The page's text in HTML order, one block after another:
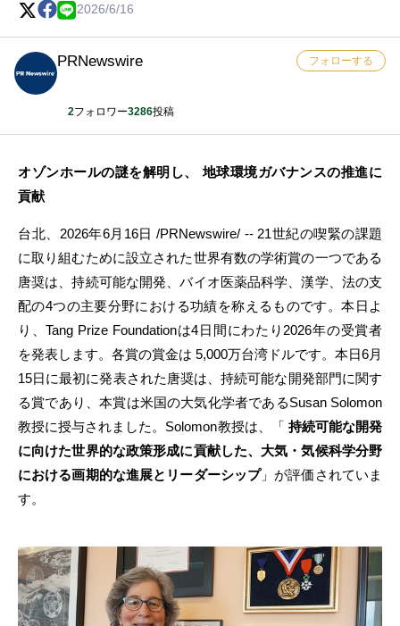
2026/6/16
PRNewswire
2フォロワー3286投稿
フォローする
オゾンホールの謎を解明し、 地球環境ガバナンスの推進に
貢献
台北、2026年6月16日 /PRNewswire/ -- 21世紀の喫緊の課題
に取り組むために設立された世界有数の学術賞の一つである
唐奨は、持続可能な開発、バイオ医薬品科学、漢学、法の支
配の4つの主要分野における功績を称えるものです。本日よ
り、Tang Prize Foundationは4日間にわたり2026年の受賞者
を発表します。各賞の賞金は 5,000万台湾ドルです。本日6月
15日に最初に発表された唐奨は、持続可能な開発部門に関す
る賞であり、本賞は米国の大気化学者であるSusan Solomon
教授に授与されました。Solomon教授は、「 持続可能な開発
に向けた世界的な政策形成に貢献した、大気・気候科学分野
における画期的な進展とリーダーシップ」が評価されていま
す。